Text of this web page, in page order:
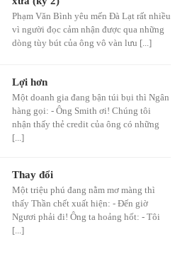
Phạm Văn Bình yêu mến Đà Lạt rất nhiều
vì người đọc cảm nhận được qua những
dòng tùy bút của ông vô vàn lưu [...]
Lợi hơn
Một doanh gia đang bận túi bụi thì Ngân
hàng gọi: - Ông Smith ơi! Chúng tôi
nhận thấy thẻ credit của ông có những
[...]
Thay đổi
Một triệu phú đang nằm mơ màng thì
thấy Thần chết xuất hiện: - Đến giờ
Ngươi phải đi! Ông ta hoảng hốt: - Tôi
[...]